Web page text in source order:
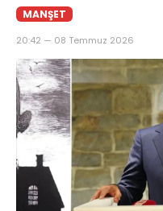
MANŞET
20:42 — 08 Temmuz 2026